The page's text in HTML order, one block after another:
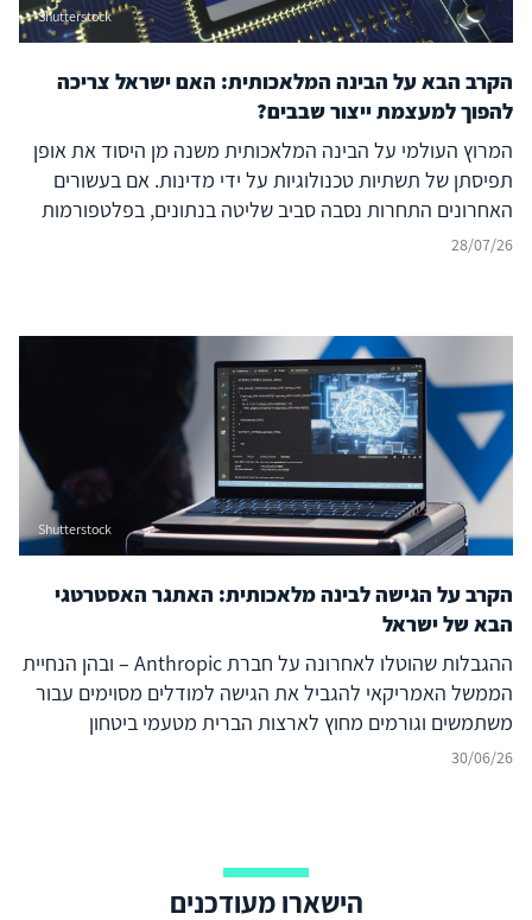
Shutterstock
הקרב הבא על הבינה המלאכותית: האם ישראל צריכה
להפוך למעצמת ייצור שבבים?
המרוץ העולמי על הבינה המלאכותית משנה מן היסוד את אופן
תפיסתן של תשתיות טכנולוגיות על ידי מדינות. אם בעשורים
האחרונים התחרות נסבה סביב שליטה בנתונים, בפלטפורמות
דיגיטליות ובמודלים של בינה מלאכותית, הרי שכיום מתברר כי
מחשוב עתיר ביצועים (Compute) וכלה במרכזי נתונים, אנרגיה
ומודלים מתקדמים. התחרות אינה עוד על רכיב בודד של
מערכת הבינה המלאכותית, אלא על היכולת להחזיק בנתחים
משמעותיים של ה-AI Stack כולו.
28/07/26
Shutterstock
הקרב על הגישה לבינה מלאכותית: האתגר האסטרטגי
הבא של ישראל
ההגבלות שהוטלו לאחרונה על חברת Anthropic – ובהן הנחיית
הממשל האמריקאי להגביל את הגישה למודלים מסוימים עבור
משתמשים וגורמים מחוץ לארצות הברית מטעמי ביטחון
האחרונים מצביעים על מעבר לשלב חדש, שבו עצם הגישה
ליכולות בינה מלאכותית מתקדמות הופכת לנכס אסטרטגי.
30/06/26
הישארו מעודכנים